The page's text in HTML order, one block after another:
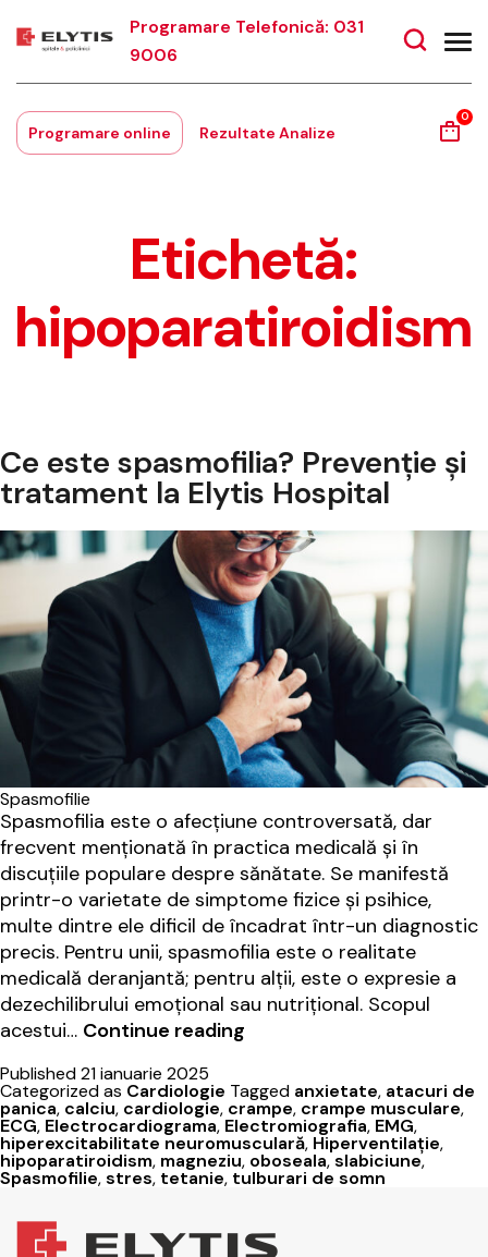
Programare Telefonică: 031
9006
Programare online Rezultate Analize
0
Etichetă:
hipoparatiroidism
Ce este spasmofilia? Prevenție și
tratament la Elytis Hospital
Spasmofilie
Spasmofilia este o afecțiune controversată, dar
frecvent menționată în practica medicală și în
discuțiile populare despre sănătate. Se manifestă
printr-o varietate de simptome fizice și psihice,
multe dintre ele dificil de încadrat într-un diagnostic
precis. Pentru unii, spasmofilia este o realitate
medicală deranjantă; pentru alții, este o expresie a
dezechilibrului emoțional sau nutrițional. Scopul
acestui… Continue reading
spasmofilia?
Prevenție
și
tratament
la
Hospital
Published21 ianuarie 2025
Categorized as Cardiologie Tagged anxietate, atacuri de
panica, calciu, cardiologie, crampe, crampe musculare,
ECG, Electrocardiograma, Electromiografia, EMG,
hiperexcitabilitate neuromusculară, Hiperventilație,
hipoparatiroidism, magneziu, oboseala,slabiciune,
Spasmofilie,stres, tetanie, tulburari de somn